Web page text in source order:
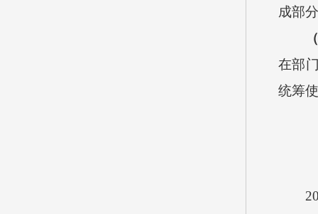
成部
在部
统筹